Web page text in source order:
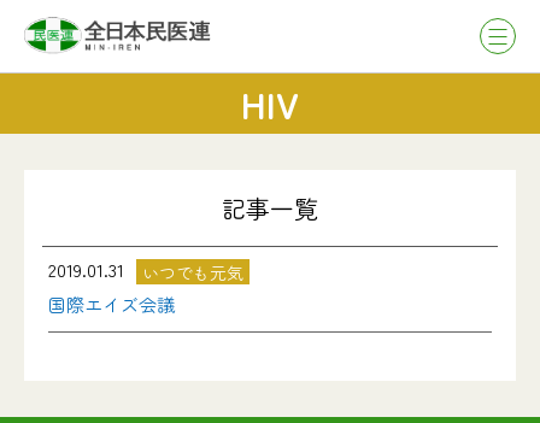
HIV
記事一覧
2019.01.31 いつでも元気
国際エイズ会議